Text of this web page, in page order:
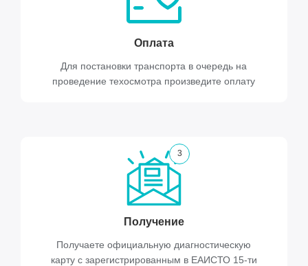
Оплата
Для постановки транспорта в очередь на
проведение техосмотра произведите оплату
3
Получение
Получаете официальную диагностическую
карту с зарегистрированным в ЕАИСТО 15-ти